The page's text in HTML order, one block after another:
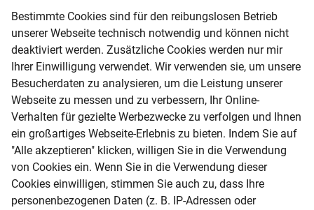
Impressionen
Lassen Sie sich durch weitere Bilder und Videos
von dieser Baureihe begeistern. Sollten Sie mehr
Informationen benötigen, sprechen Sie uns gerne
an.
Katalog
Bestimmte Cookies sind für den reibungslosen Betrieb
unserer Webseite technisch notwendig und können nicht
deaktiviert werden. Zusätzliche Cookies werden nur mir
Ihrer Einwilligung verwendet. Wir verwenden sie, um unsere
Besucherdaten zu analysieren, um die Leistung unserer
Webseite zu messen und zu verbessern, Ihr Online-
Verhalten für gezielte Werbezwecke zu verfolgen und Ihnen
ein großartiges Webseite-Erlebnis zu bieten. Indem Sie auf
"Alle akzeptieren" klicken, willigen Sie in die Verwendung
von Cookies ein. Wenn Sie in die Verwendung dieser
Cookies einwilligen, stimmen Sie auch zu, dass Ihre
personenbezogenen Daten (z. B. IP-Adressen oder